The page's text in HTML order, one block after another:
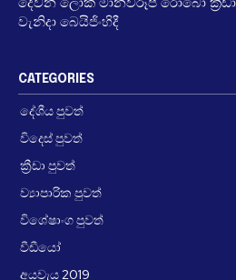
දෙවන ලෝක මානවරූපී රොබෝ
වැනිදා බෙයිජිංහිදී
CATEGORIES
දේශීය පුවත්
විදෙස් පුවත්
ක්‍රීඩා පුවත්
ව්‍යාපාරික පුවත්
විශේෂාංග පුවත්
වීඩීයෝ
අයවැය 2019